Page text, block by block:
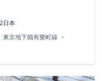
日本
東京地下鐵有樂町線